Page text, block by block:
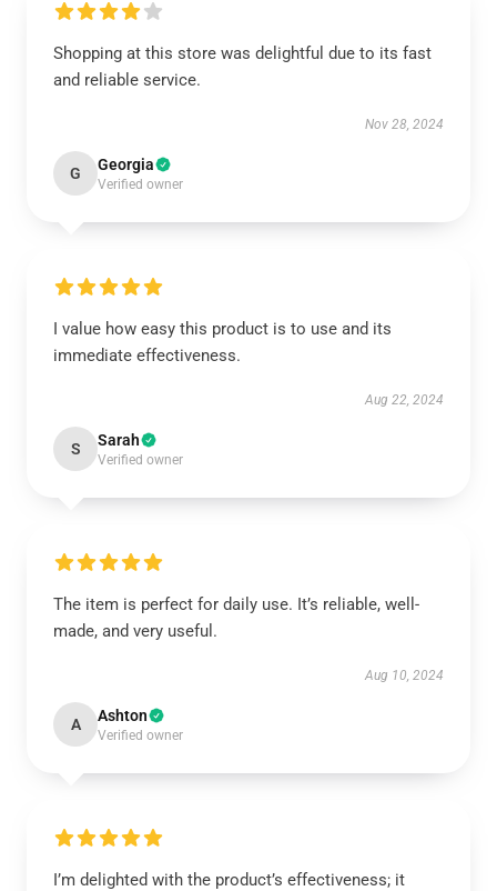
Shopping at this store was delightful due to its fast
and reliable service.
Nov 28, 2024
G Georgia
Verified owner
I value how easy this product is to use and its
immediate effectiveness.
Aug 22, 2024
S Sarah
Verified owner
The item is perfect for daily use. It’s reliable, well-
made, and very useful.
Aug 10, 2024
A Ashton
Verified owner
I’m delighted with the product’s effectiveness; it